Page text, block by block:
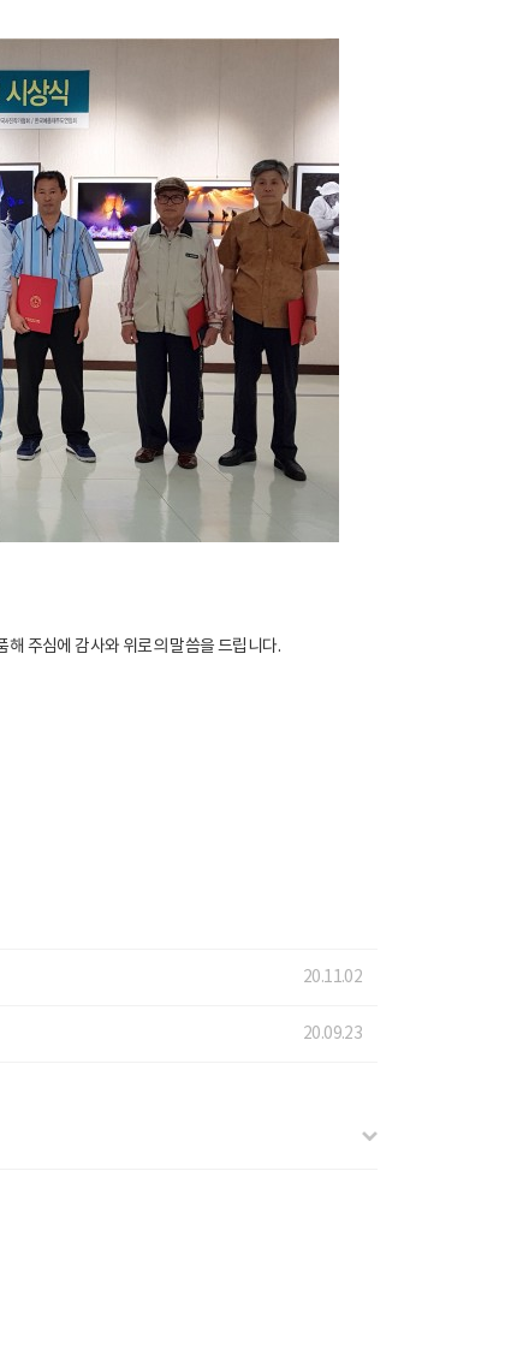
주심에 감사와 위로의 말씀을 드립니다.
20.11.02
20.09.23